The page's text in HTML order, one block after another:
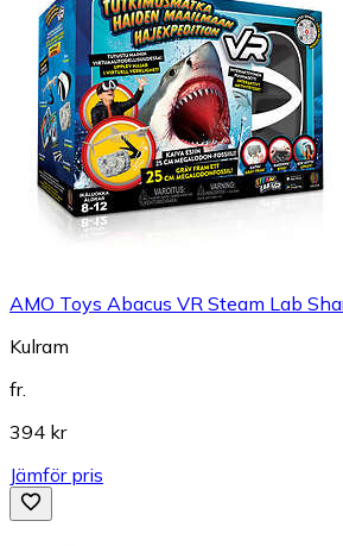
AMO Toys Abacus VR Steam Lab
Kulram
fr.
394 kr
Jämför pris